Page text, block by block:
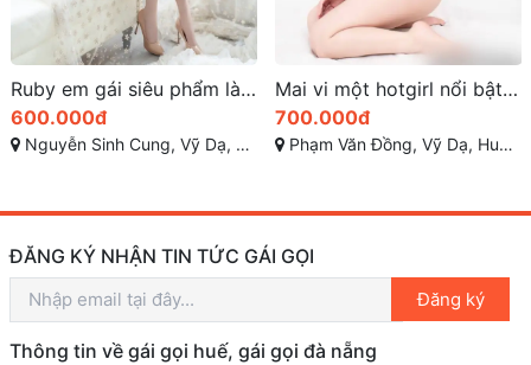
Ruby em gái siêu phẩm làm tình ở thừa thiên huế
600.000đ
Nguyễn Sinh Cung, Vỹ Dạ, Huế, Thừa Thiên Huế
Mai vi một hotgirl nổi bật tại thành phố Huế
700.000đ
Phạm Văn Đồng, Vỹ Dạ, Huế, Thừa Thiên Huế
ĐĂNG KÝ NHẬN TIN TỨC GÁI GỌI
Đăng ký
Thông tin về gái gọi huế, gái gọi đà nẵng